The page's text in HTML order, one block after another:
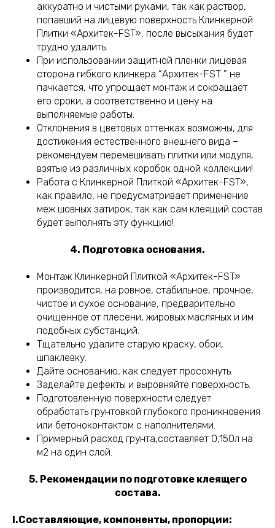
аккуратно и чистыми руками, так как раствор,
попавший на лицевую поверхность Клинкерной
Плитки «Архитек-FST», после высыхания будет
трудно удалить.
При использовании защитной пленки лицевая
сторона гибкого клинкера “Архитек-FST ” не
пачкается, что упрощает монтаж и сокращает
его сроки, а соответственно и цену на
выполняемые работы.
Отклонения в цветовых оттенках возможны, для
достижения естественного внешнего вида –
рекомендуем перемешивать плитки или модуля,
взятые из различных коробок одной коллекции!
Работа с Клинкерной Плиткой «Архитек-FST»,
как правило, не предусматривает применение
меж шовных затирок, так как сам клеящий состав
будет выполнять эту функцию!
4. Подготовка основания.
Монтаж Клинкерной Плиткой «Архитек-FST»
производится, на ровное, стабильное, прочное,
чистое и сухое основание, предварительно
очищенное от плесени, жировых масляных и им
подобных субстанций.
Тщательно удалите старую краску, обои,
шпаклевку.
Дайте основанию, как следует просохнуть.
Заделайте дефекты и выровняйте поверхность.
Подготовленную поверхности следует
обработать грунтовкой глубокого проникновения
или бетоноконтактом с наполнителями.
Примерный расход грунта,составляет 0,150л на
м2 на один слой.
5. Рекомендации по подготовке клеящего
состава.
I.Составляющие, компоненты, пропорции: